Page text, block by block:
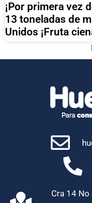
¡Por primera vez
13 toneladas de
Unidos ¡Fruta
Cra 14